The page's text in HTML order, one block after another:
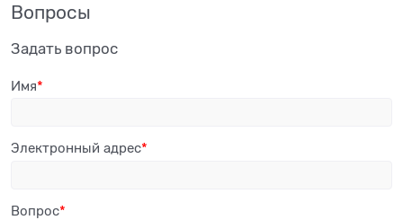
Вопросы
Задать вопрос
Имя
Электронный адрес
Вопрос